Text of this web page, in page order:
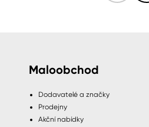
Maloobchod
Dodavatelé a značky
Prodejny
Akční nabídky